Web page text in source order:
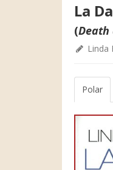
La
(Death
Linda
Polar